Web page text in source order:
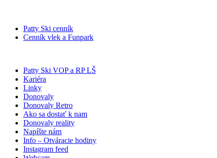
Patty Ski cenník
Cenník vlek a Funpark
Patty Ski VOP a RP LŠ
Kariéra
Linky
Donovaly
Donovaly Retro
Ako sa dostať k nam
Donovaly reality
Napíšte nám
Info – Otváracie hodiny
Instagram feed